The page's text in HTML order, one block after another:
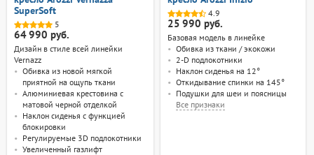
SuperSoft
5
64 990 руб.
Дизайн в стиле всей линейки
Vernazz
Обивка из новой мягкой
приятной на ощупь ткани
Алюминиевая крестовина с
матовой черной отделкой
Наклон сиденья с функцией
блокировки
Регулируемые 3D подлокотники
Увеличенный газлифт
4.9
25 990 руб.
Базовая модель в линейке
Обивка из ткани / экокожи
2-D подлокотники
Наклон сиденья на 12°
Откидывание спинки на 145°
Подушки для шеи и поясницы
Все признаки